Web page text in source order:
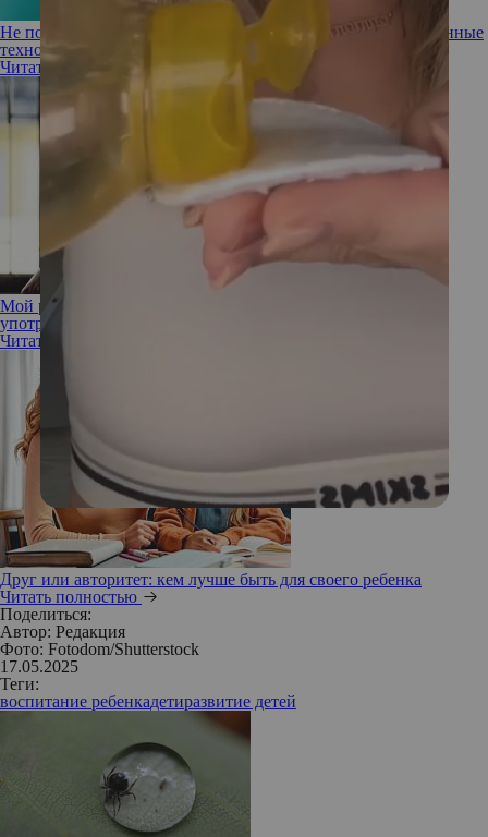
Не позволяйте гаджетам воспитывать ребенка: как современные
технологии влияют на развитие детей
Читать полностью
Мой ребенок — наркоман? Как определить, что подросток
употребляет наркотики и как действовать
Читать полностью
Друг или авторитет: кем лучше быть для своего ребенка
Читать полностью
Поделиться:
Автор: Редакция
Фото: Fotodom/Shutterstock
17.05.2025
Теги:
воспитание ребенкадетиразвитие детей